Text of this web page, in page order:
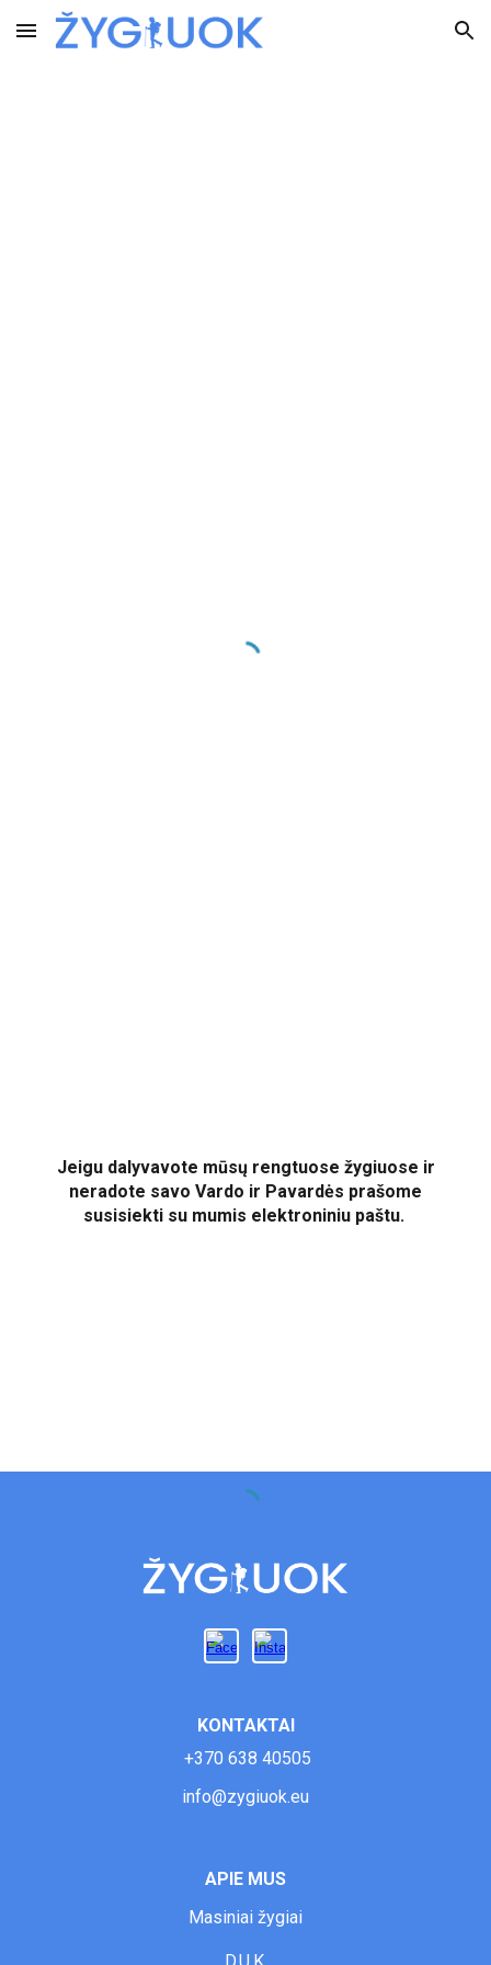
Skip to main content Skip to navigation
Jeigu dalyvavote mūsų rengtuose žygiuose ir
neradote savo Vardo ir Pavardės prašome
susisiekti su mumis elektroniniu paštu.
KONTAKTAI
+370 638 40505
info@zygiuok.eu
APIE MUS
Masiniai žygiai